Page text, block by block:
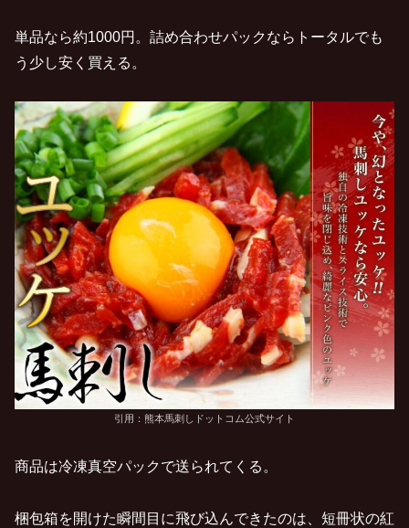
単品なら約1000円。詰め合わせパックならトータルでも
う少し安く買える。
引用：熊本馬刺しドットコム公式サイト
商品は冷凍真空パックで送られてくる。
梱包箱を開けた瞬間目に飛び込んできたのは、短冊状の紅